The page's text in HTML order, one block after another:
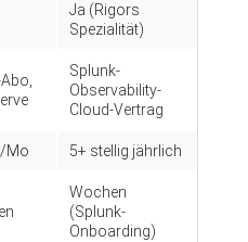
Ja (Rigors
Spezialität)
Splunk-
Observability-
Cloud-Vertrag
Mo 5+ stellig jährlich
Wochen
(Splunk-
Onboarding)